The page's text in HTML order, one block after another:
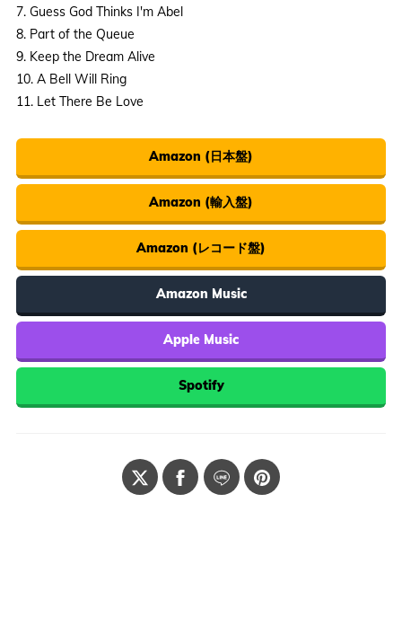
7. Guess God Thinks I'm Abel
8. Part of the Queue
9. Keep the Dream Alive
10. A Bell Will Ring
11. Let There Be Love
Amazon (日本盤)
Amazon (輸入盤)
Amazon (レコード盤)
Amazon Music
Apple Music
Spotify